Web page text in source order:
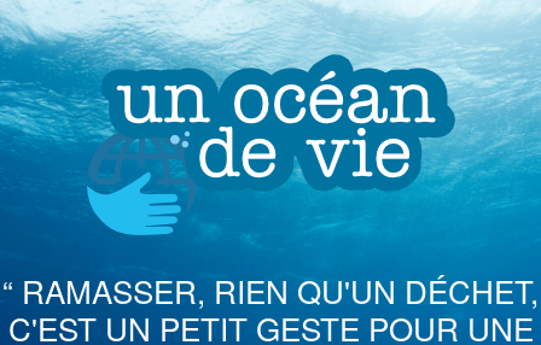
Skip
to
content
“ RAMASSER, RIEN QU'UN DÉCHET,
C'EST UN PETIT GESTE POUR UNE